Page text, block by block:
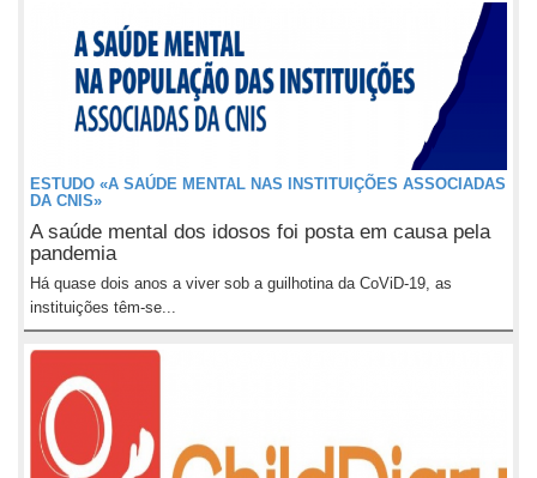
ESTUDO «A SAÚDE MENTAL NAS INSTITUIÇÕES ASSOCIADAS
DA CNIS»
A saúde mental dos idosos foi posta em causa pela
pandemia
Há quase dois anos a viver sob a guilhotina da CoViD-19, as
instituições têm-se...